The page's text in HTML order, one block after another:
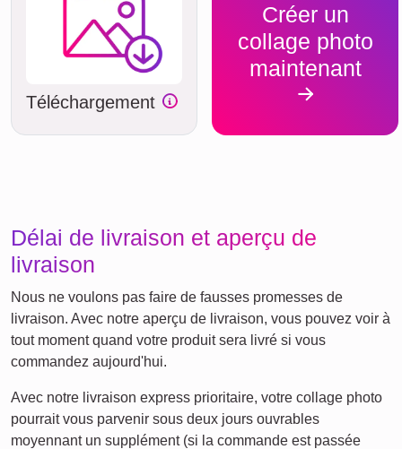
Téléchargement
Créer un
collage photo
maintenant
Délai de livraison et aperçu de
livraison
Nous ne voulons pas faire de fausses promesses de
livraison. Avec notre aperçu de livraison, vous pouvez voir à
tout moment quand votre produit sera livré si vous
commandez aujourd'hui.
Avec notre livraison express prioritaire, votre collage photo
pourrait vous parvenir sous deux jours ouvrables
moyennant un supplément (si la commande est passée